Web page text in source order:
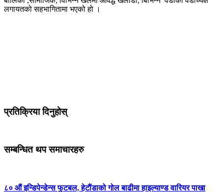
लगायतको सहभागितामा भएको हो ।
प्रतिक्रिया दिनुहोस्
सम्बन्धित थप समाचारहरु
८० औं इन्डिपेन्डेन्स फुटबल, हेटौंडाको गोल बाढीमा हाइल्याण्ड वारियर पाखा